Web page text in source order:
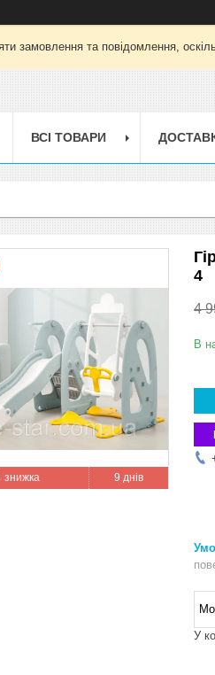
замовлення та повідомлення,
ВСІ ТОВАРИ
9 днів
4
4
В
У